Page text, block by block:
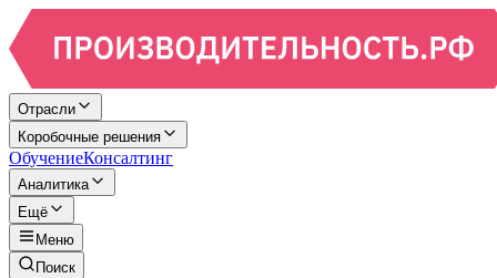
Отрасли
Коробочные решения
ОбучениеКонсалтинг
Аналитика
Ещё
Меню
Поиск